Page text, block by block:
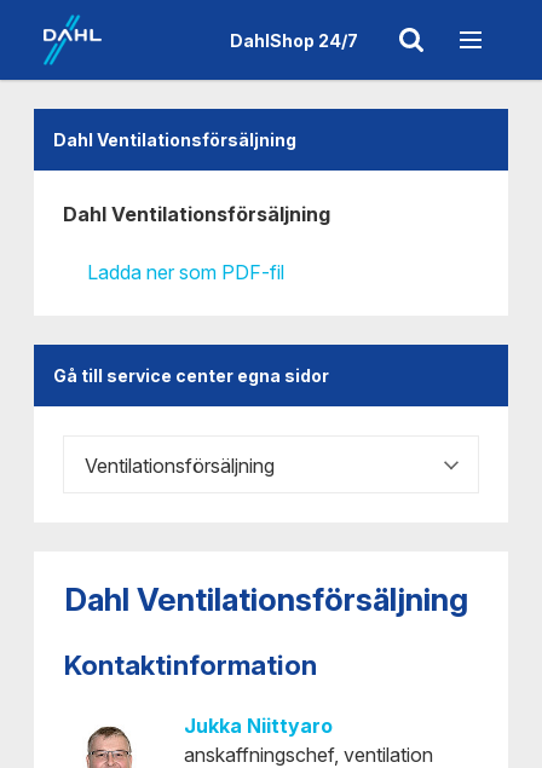
DahlShop 24/7
Dahl Ventilationsförsäljning
Dahl Ventilationsförsäljning
Ladda ner som PDF-fil
Gå till service center egna sidor
Dahl Ventilationsförsäljning
Kontaktinformation
Jukka Niittyaro
anskaffningschef, ventilation